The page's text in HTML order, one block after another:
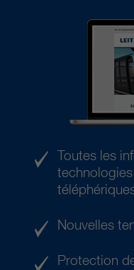
Toutes les
Nouvelles
Protection